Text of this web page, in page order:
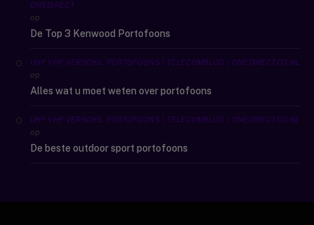
ONEDIRECT
op
De Top 3 Kenwood Portofoons
UHF VHF VERSCHIL PORTOFOONS | TELECOMBLOG | ONEDIRECT.CO.NL
op
Alles wat u moet weten over portofoons
UHF VHF VERSCHIL PORTOFOONS | TELECOMBLOG | ONEDIRECT.CO.NL
op
De beste outdoor sport portofoons